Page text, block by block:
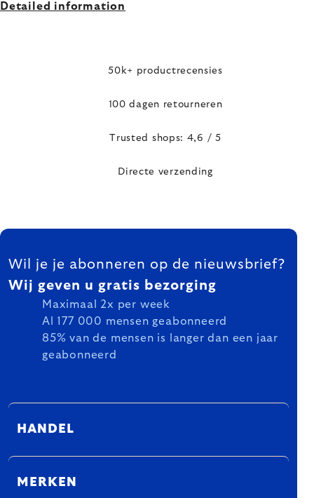
Detailed information
50k+ productrecensies
100 dagen retourneren
Trusted shops: 4,6 / 5
Directe verzending
FOOTER
Wil je je abonneren op de nieuwsbrief?
Wij geven u gratis bezorging
Maximaal 2x per week
Al 177 000 mensen geabonneerd
85% van de mensen is langer dan een jaar
geabonneerd
HANDEL
MERKEN